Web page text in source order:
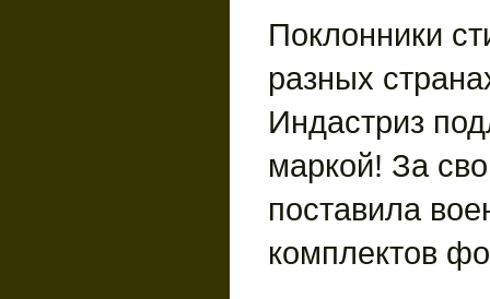
Поклонники
разных
Индастриз
маркой! За
поставила
комплектов